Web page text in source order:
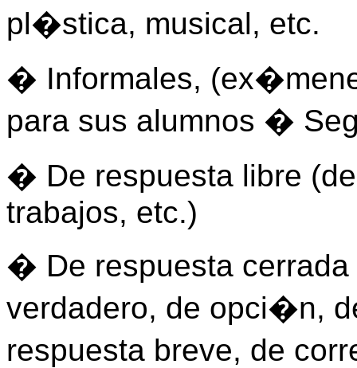
pl�stica, musical, etc.
� Informales,
para sus alumnos �
� De respuesta libre
trabajos, etc.)
� De respuesta
verdadero, de opci�n,
respuesta breve, de